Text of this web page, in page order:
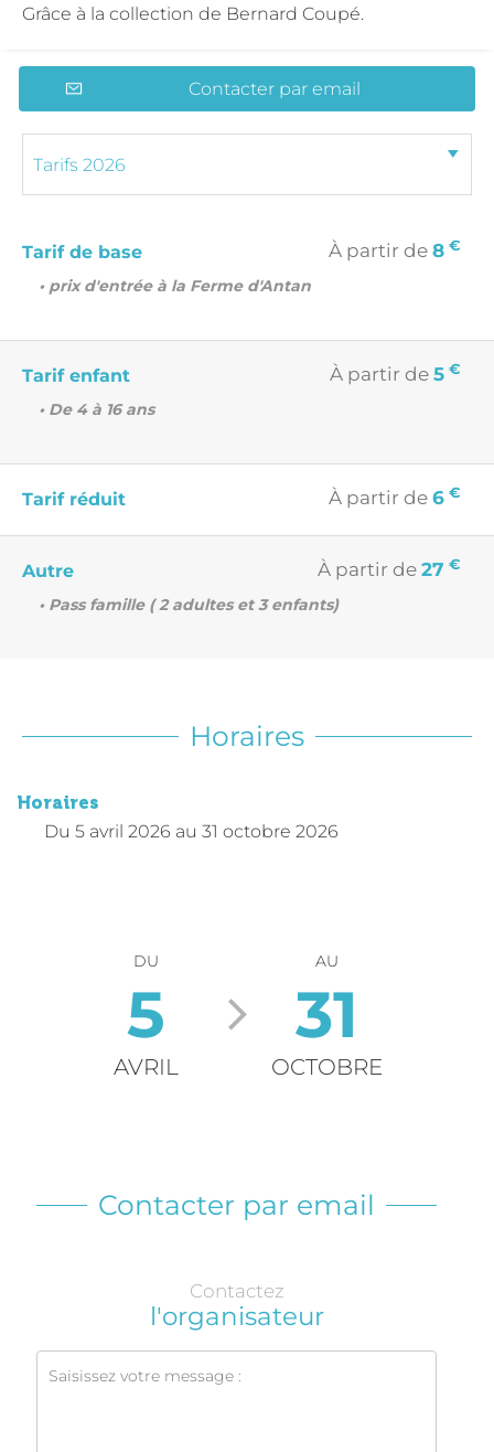
Grâce à la collection de Bernard Coupé.
Contacter par email
Tarif de base À partir de 8 €
• prix d'entrée à la Ferme d'Antan
Tarif enfant À partir de 5 €
• De 4 à 16 ans
Tarif réduit À partir de 6 €
Autre À partir de 27 €
• Pass famille ( 2 adultes et 3 enfants)
Horaires
Horaires
Du 5 avril 2026 au 31 octobre 2026
DU
5
AVRIL
AU
31
OCTOBRE
Contacter par email
Contactez
l'organisateur